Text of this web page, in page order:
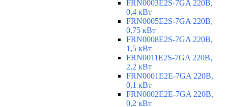
FRN0003E2S-7GA 220В,
0,4 кВт
FRN0005E2S-7GA 220В,
0,75 кВт
FRN0008E2S-7GA 220В,
1,5 кВт
FRN0011E2S-7GA 220В,
2,2 кВт
FRN0001E2E-7GA 220В,
0,1 кВт
FRN0002E2E-7GA 220В,
0,2 кВт